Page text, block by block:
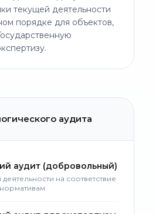
текущей деятельности
порядке для объектов,
аудита
аудит (добровольный)
на соответствие